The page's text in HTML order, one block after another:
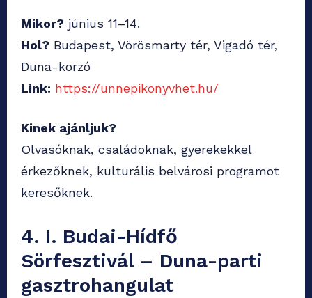
Mikor? június 11–14.
Hol? Budapest, Vörösmarty tér, Vigadó tér,
Duna-korzó
Link: https://unnepikonyvhet.hu/
Kinek ajánljuk?
Olvasóknak, családoknak, gyerekekkel
érkezőknek, kulturális belvárosi programot
keresőknek.
4. I. Budai-Hídfő
Sörfesztivál – Duna-parti
gasztrohangulat